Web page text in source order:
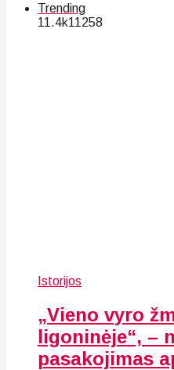
Trending
11.4k11258
Istorijos
„Vieno vyro
ligoninėje“, –
pasakojimas